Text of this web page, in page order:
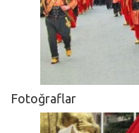
Fotoğraflar